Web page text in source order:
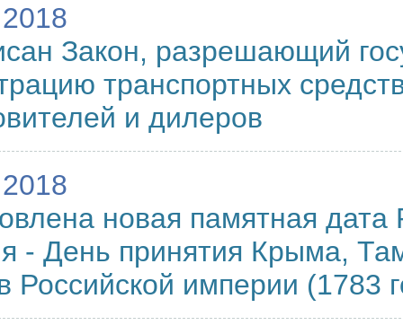
Закон, разрешающий
транспортных
и дилеров
новая памятная дата
- День принятия Крыма,
Российской империи (1783